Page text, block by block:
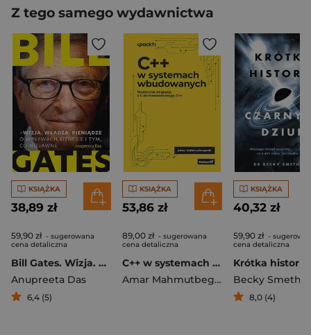
Z tego samego wydawnictwa
KSIĄŻKA
38,89 zł
59,90 zł - sugerowana
cena detaliczna
Bill Gates. Wizja. Władza. Pieniądze. O wpływach, biznesie i tym, co niejawne
Anupreeta Das
6,4 (5)
KSIĄŻKA
53,86 zł
89,00 zł - sugerowana
cena detaliczna
C++ w systemach wbudowanych. Skuteczna migracja z C do nowoczesnego C++
Amar Mahmutbegović
KSIĄŻKA
40,32 zł
59,90 zł -
cena detaliczna
Becky
8,0 (4)